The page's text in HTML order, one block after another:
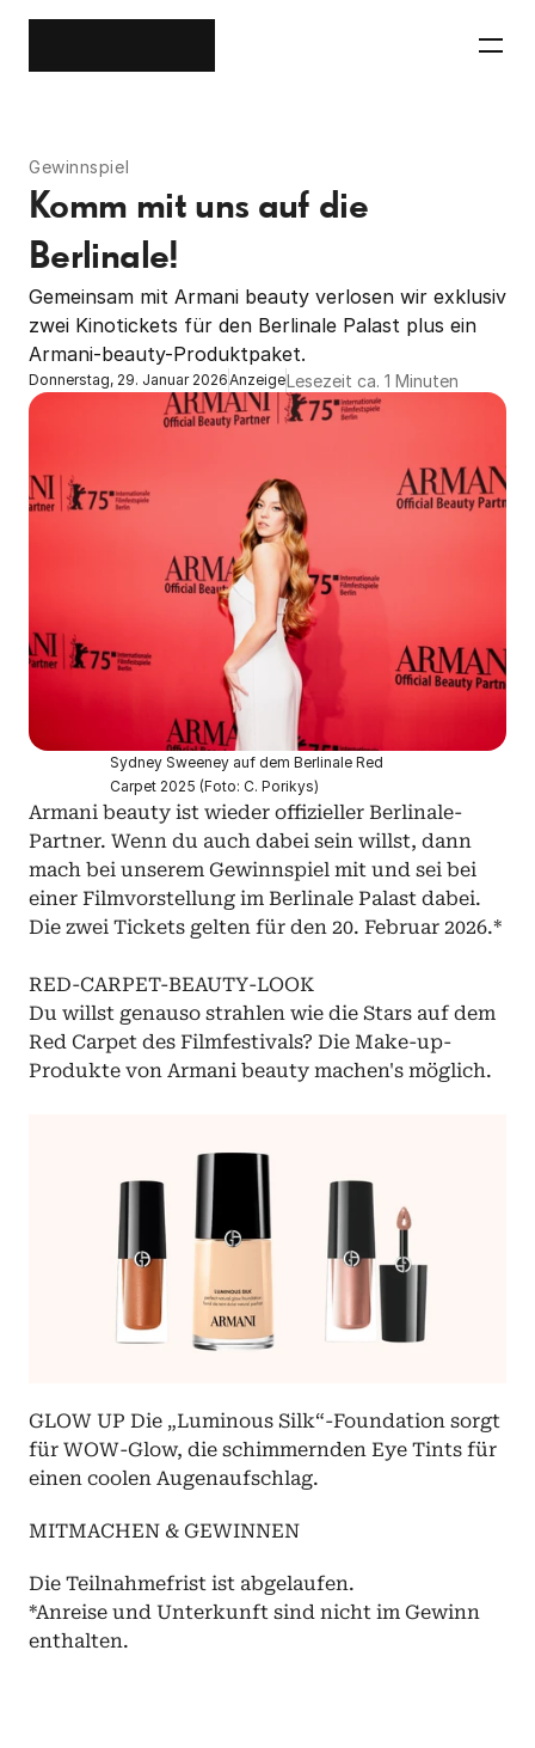
Gewinnspiel
Komm mit uns auf die
Berlinale!
Gemeinsam mit Armani beauty verlosen wir exklusiv
zwei Kinotickets für den Berlinale Palast plus ein
Donnerstag, 29. Januar 2026AnzeigeLesezeit ca. 1 Minuten
Sydney Sweeney auf dem Berlinale Red
Carpet 2025 (Foto: C. Porikys)
Armani beauty ist wieder offizieller Berlinale-
Partner. Wenn du auch dabei sein willst, dann
mach bei unserem Gewinnspiel mit und sei bei
einer Filmvorstellung im Berlinale Palast dabei.
Die zwei Tickets gelten für den 20. Februar 2026.*
RED-CARPET-BEAUTY-LOOK
Du willst genauso strahlen wie die Stars auf dem
Red Carpet des Filmfestivals? Die Make-up-
Produkte von Armani beauty machen's möglich.
GLOW UP Die „Luminous Silk“-Foundation sorgt
für WOW-Glow, die schimmernden Eye Tints für
einen coolen Augenaufschlag.
MITMACHEN & GEWINNEN
Die Teilnahmefrist ist abgelaufen.
*Anreise und Unterkunft sind nicht im Gewinn
enthalten.